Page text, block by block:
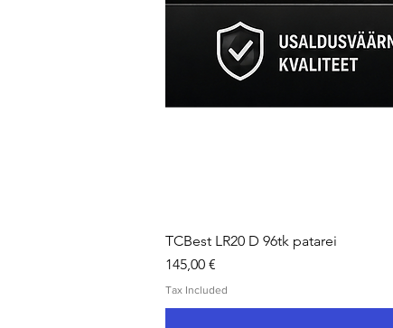
TCBest LR20 D 96tk patarei
Price
145,00 €
Tax Included